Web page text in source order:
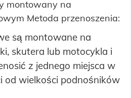
montowany na
Metoda przenoszenia:
są montowane na
skutera lub motocykla i
z jednego miejsca w
od wielkości podnośników